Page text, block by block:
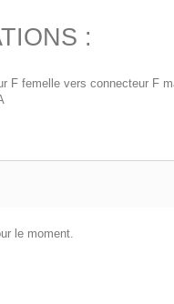
:
F femelle vers connecteur F
le moment.